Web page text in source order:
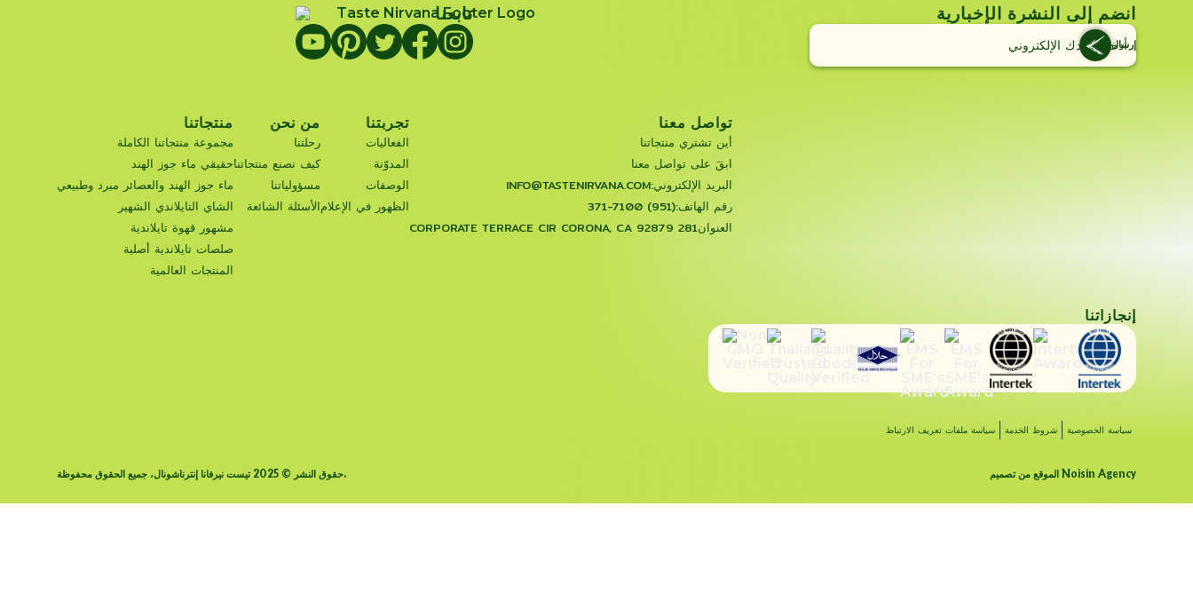
تابعنا انضم إلى النشرة الإخبارية
إرسال
منتجاتنا
مجموعة منتجاتنا الكاملة
حقيقي ماء جوز الهند
ماء جوز الهند والعصائر مبرد وطبيعي
الشاي التايلاندي الشهير
مشهور قهوة تايلاندية
صلصات تايلاندية أصلية
المنتجات العالمية
من نحن
رحلتنا
كيف نصنع منتجاتنا
مسؤولياتنا
الأسئلة الشائعة
تجربتنا
الفعاليات
المدوّنة
الوصفات
الظهور في الإعلام
تواصل معنا
أين تشتري منتجاتنا
ابقَ على تواصل معنا
INFO@TASTENIRVANA.COMالبريد الإلكتروني:
(951) 371-7100رقم الهاتف:
281 CORPORATE TERRACE CIR CORONA, CA 92879العنوان
إنجازاتنا
سياسة ملفات تعريف الارتباط شروط الخدمة سياسة الخصوصية
حقوق النشر © 2025 تيست نيرفانا إنترناشونال، جميع الحقوق محفوظة. الموقع من تصميم Noisin Agency